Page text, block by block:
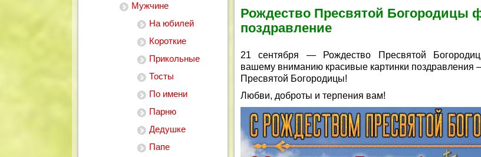
Мужчине
На юбилей
Короткие
Прикольные
Тосты
По имени
Парню
Дедушке
Папе
Рождество Пресвятой Богородицы
поздравление
21 сентября — Рождество Пресвятой
вашему вниманию красивые картинки
Пресвятой Богородицы!
Любви, доброты и терпения вам!